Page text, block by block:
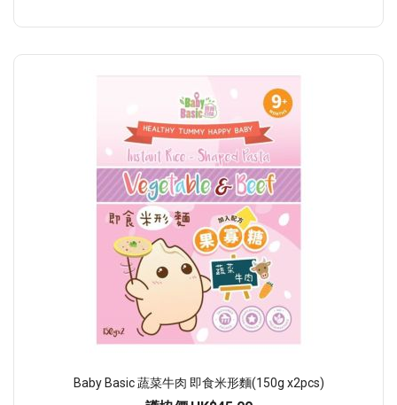
Baby Basic 蔬菜牛肉 即食米形麵(150g x2pcs)